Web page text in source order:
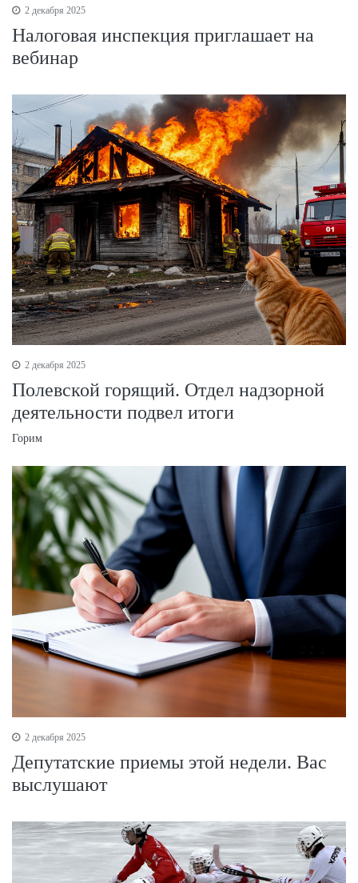
2 декабря 2025
Налоговая инспекция приглашает на
вебинар
2 декабря 2025
Полевской горящий. Отдел надзорной
деятельности подвел итоги
Горим
2 декабря 2025
Депутатские приемы этой недели. Вас
выслушают